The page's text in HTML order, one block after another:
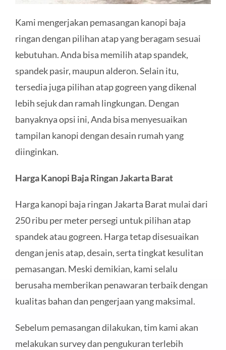
Kami mengerjakan pemasangan kanopi baja
ringan dengan pilihan atap yang beragam sesuai
kebutuhan. Anda bisa memilih atap spandek,
spandek pasir, maupun alderon. Selain itu,
tersedia juga pilihan atap gogreen yang dikenal
lebih sejuk dan ramah lingkungan. Dengan
banyaknya opsi ini, Anda bisa menyesuaikan
tampilan kanopi dengan desain rumah yang
diinginkan.
Harga Kanopi Baja Ringan Jakarta Barat
Harga kanopi baja ringan Jakarta Barat mulai dari
250 ribu per meter persegi untuk pilihan atap
spandek atau gogreen. Harga tetap disesuaikan
dengan jenis atap, desain, serta tingkat kesulitan
pemasangan. Meski demikian, kami selalu
berusaha memberikan penawaran terbaik dengan
kualitas bahan dan pengerjaan yang maksimal.
Sebelum pemasangan dilakukan, tim kami akan
melakukan survey dan pengukuran terlebih